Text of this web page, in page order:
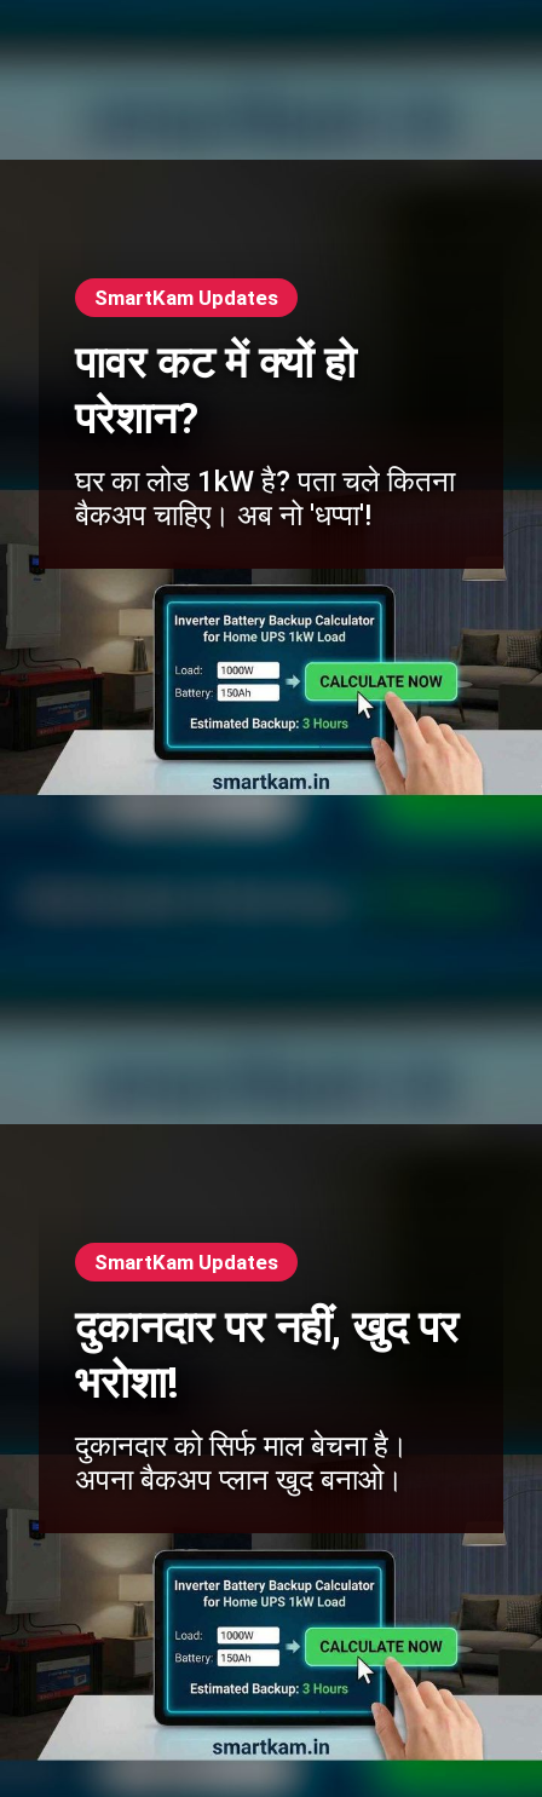
SmartKam Updates
पावर कट में क्यों हो
परेशान?
घर का लोड 1kW है? पता चले कितना
बैकअप चाहिए। अब नो 'धप्पा'!
SmartKam Updates
दुकानदार पर नहीं, खुद पर
भरोशा!
दुकानदार को सिर्फ माल बेचना है।
अपना बैकअप प्लान खुद बनाओ।